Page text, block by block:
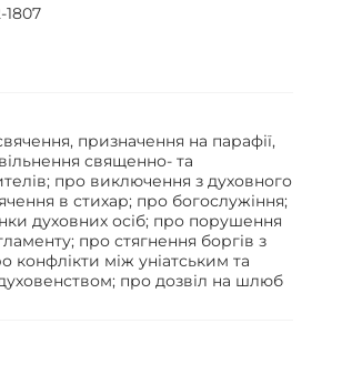
1807
призначення на парафії,
священно- та
про виключення з духовного
в стихар; про богослужіння;
духовних осіб; про порушення
про стягнення боргів з
конфлікти між уніатським та
про дозвіл на шлюб